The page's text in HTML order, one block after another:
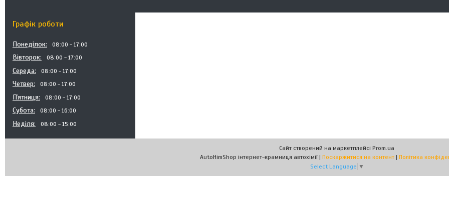
Графік роботи
Понеділок 08:00 17:00
Вівторок 08:00 17:00
Середа 08:00 17:00
Четвер 08:00 17:00
Пʼятниця 08:00 17:00
Субота 08:00 16:00
Неділя 08:00 15:00
Сайт створений на маркетплейсі Prom.ua
AutoHimShop інтернет-крамниця автохімії | Поскаржитися на контент | Політика
Select Language ▼